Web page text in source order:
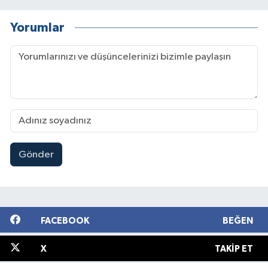
Yorumlar
Gönder
FACEBOOK BEĞEN
X TAKIP ET